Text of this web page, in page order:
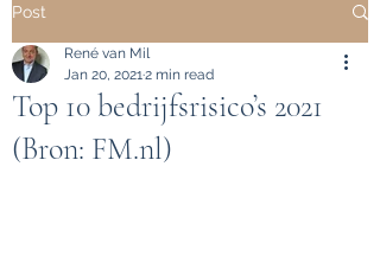
Post
Top 10 bedrijfsrisico’s 2021
(Bron: FM.nl)
René van Mil
Jan 20, 2021 2 min read